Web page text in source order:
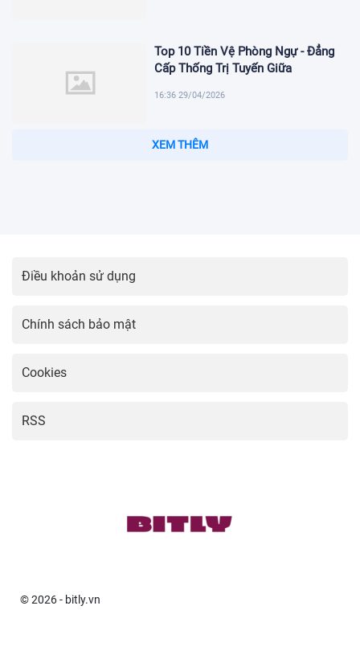
Top 10 Tiền Vệ Phòng Ngự - Đẳng
Cấp Thống Trị Tuyến Giữa
16:36 29/04/2026
16:03 09/03/2026